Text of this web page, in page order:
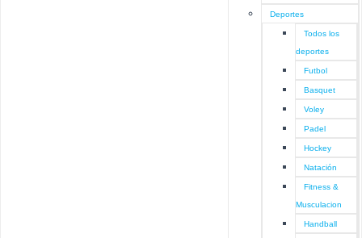
Deportes
Todos los
deportes
Futbol
Basquet
Voley
Padel
Hockey
Natación
Fitness &
Musculacion
Handball